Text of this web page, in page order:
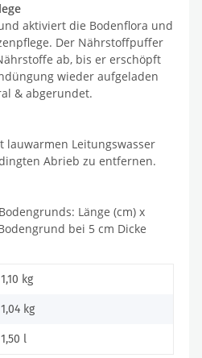
aktiviert die Bodenflora und
Der Nährstoffpuffer
ab, bis er erschöpft
wieder aufgeladen
& abgerundet.
lauwarmen Leitungswasser
Abrieb zu entfernen.
Länge (cm) x
bei 5 cm Dicke
1,10 kg
1,04 kg
1,50 l